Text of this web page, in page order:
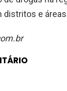
distritos e